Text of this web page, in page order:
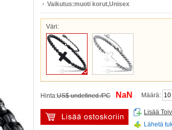
Vaikutus:muoti korut,Unisex
Väri:
Hinta:US$ undefined /PC NaN Määrä:
Lisää
Lähetä